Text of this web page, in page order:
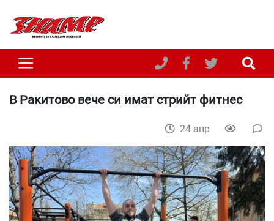
В Ракитово вече си имат стрийт фитнес
24 апр